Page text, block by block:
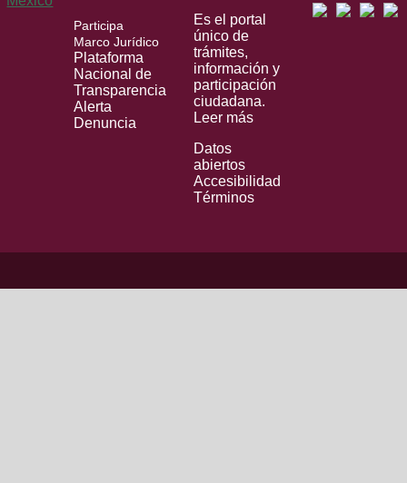
Participa
Marco Jurídico
Plataforma
Nacional de
Transparencia
Alerta
Denuncia
Es el portal
único de
trámites,
información y
participación
ciudadana.
Leer más
Datos
abiertos
Accesibilidad
Términos